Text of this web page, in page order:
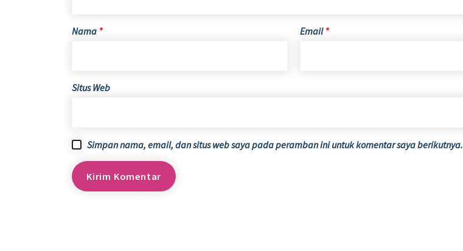
Nama * Email *
Situs Web
Simpan nama, email, dan situs web saya pada peramban ini untuk komentar saya berikutnya.